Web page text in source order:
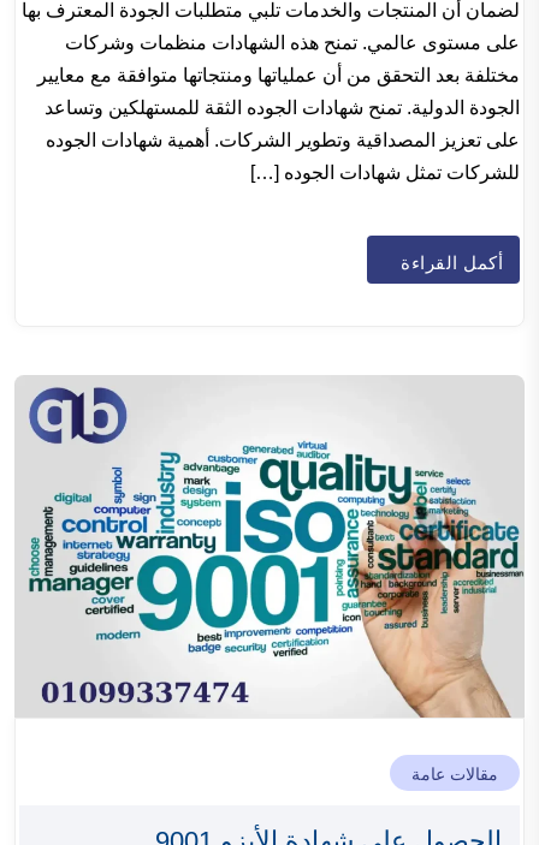
لضمان أن المنتجات والخدمات تلبي متطلبات الجودة المعترف بها
على مستوى عالمي. تمنح هذه الشهادات منظمات وشركات
مختلفة بعد التحقق من أن عملياتها ومنتجاتها متوافقة مع معايير
الجودة الدولية. تمنح شهادات الجوده الثقة للمستهلكين وتساعد
على تعزيز المصداقية وتطوير الشركات. أهمية شهادات الجوده
للشركات تمثل شهادات الجوده […]
أكمل القراءة
مقالات عامة